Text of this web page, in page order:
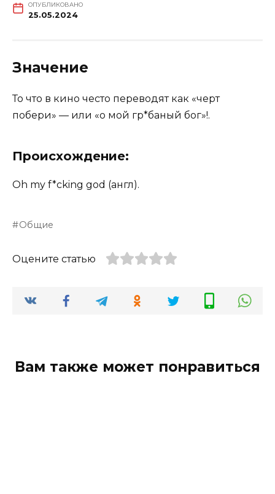
ОПУБЛИКОВАНО
25.05.2024
Значение
То что в кино често переводят как «черт
побери» — или «о мой гр*баный бог»!.
Происхождение:
Oh my f*cking god (англ).
Общие
Оцените статью
Вам также может понравиться